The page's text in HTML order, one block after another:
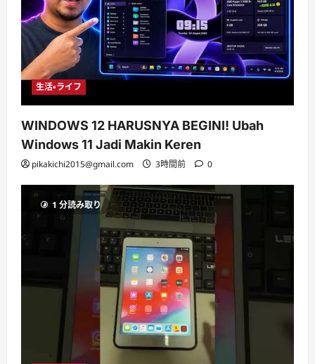
生活・ライフ
WINDOWS 12 HARUSNYA BEGINI! Ubah
Windows 11 Jadi Makin Keren
pikakichi2015@gmail.com 3時間前 0
1 分読み取り